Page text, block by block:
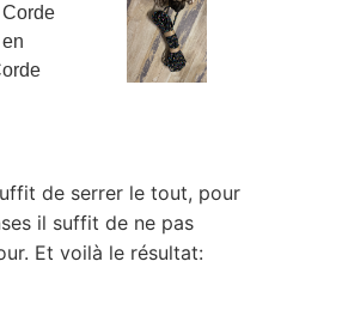
de serrer le tout, pour
il suffit de ne pas
Et voilà le résultat: